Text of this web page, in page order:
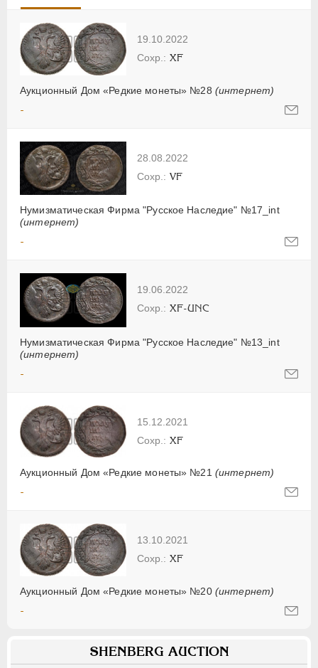
19.10.2022
Аукционный Дом «Редкие монеты» №28 (интернет)
XF
-
28.08.2022
Нумизматическая Фирма "Русское Наследие" №17_int
(интернет)
VF
-
19.06.2022
Нумизматическая Фирма "Русское Наследие" №13_int
(интернет)
XF-UNC
-
15.12.2021
Аукционный Дом «Редкие монеты» №21 (интернет)
XF
-
13.10.2021
Аукционный Дом «Редкие монеты» №20 (интернет)
XF
-
SHENBERG AUCTION